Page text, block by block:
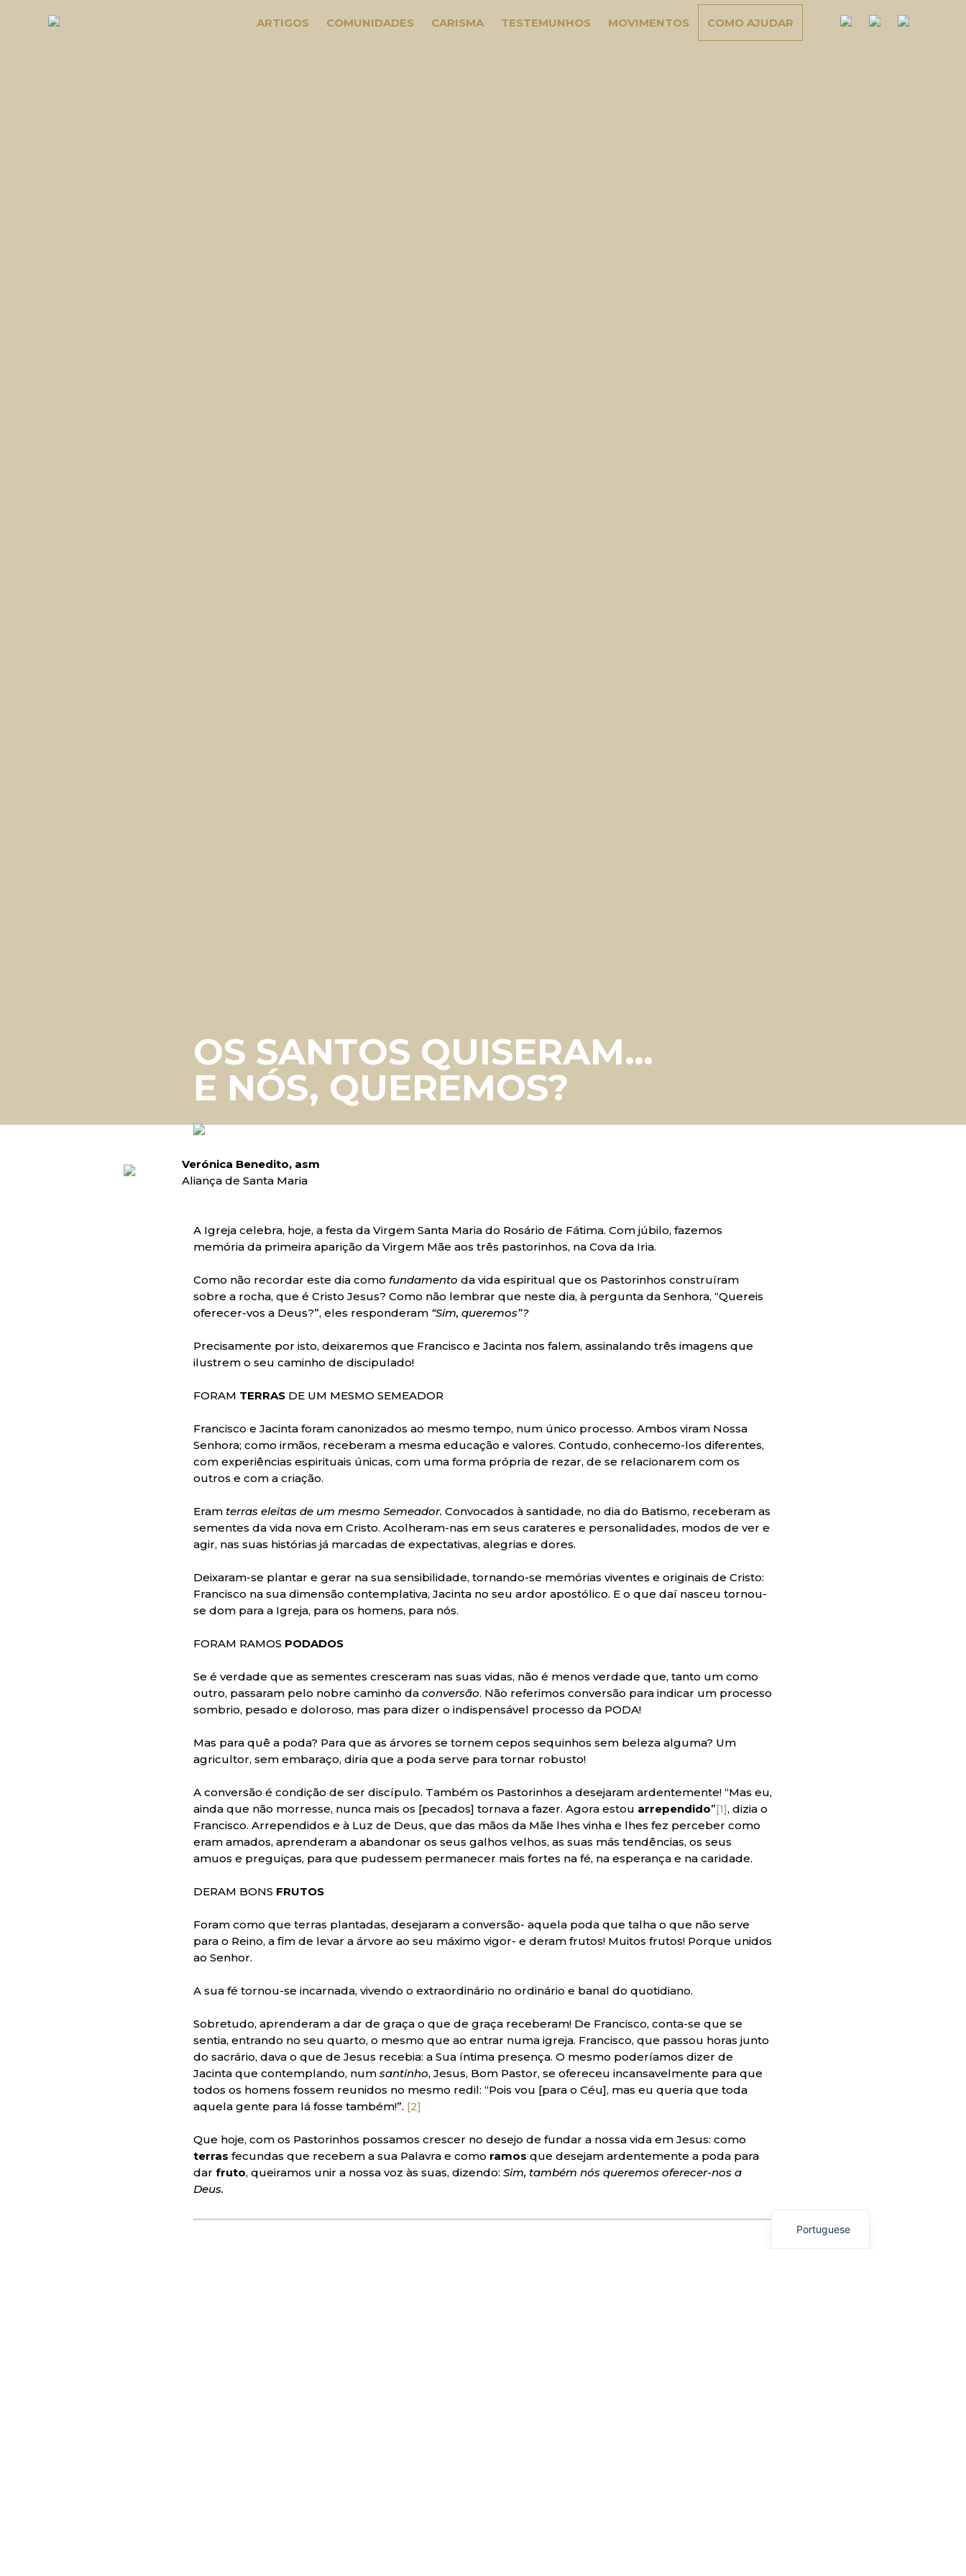
ARTIGOS COMUNIDADES CARISMA TESTEMUNHOS MOVIMENTOS COMO AJUDAR
OS SANTOS QUISERAM…
E NÓS, QUEREMOS?
Verónica Benedito, asm
Aliança de Santa Maria
A Igreja celebra, hoje, a festa da Virgem Santa Maria do Rosário de Fátima. Com júbilo, fazemos
memória da primeira aparição da Virgem Mãe aos três pastorinhos, na Cova da Iria.
Como não recordar este dia como fundamento da vida espiritual que os Pastorinhos construíram
sobre a rocha, que é Cristo Jesus? Como não lembrar que neste dia, à pergunta da Senhora, “Quereis
oferecer-vos a Deus?”, eles responderam “Sim, queremos”?
Precisamente por isto, deixaremos que Francisco e Jacinta nos falem, assinalando três imagens que
ilustrem o seu caminho de discipulado!
FORAM TERRASDE UM MESMO SEMEADOR
Francisco e Jacinta foram canonizados ao mesmo tempo, num único processo. Ambos viram Nossa
Senhora; como irmãos, receberam a mesma educação e valores. Contudo, conhecemo-los diferentes,
com experiências espirituais únicas, com uma forma própria de rezar, de se relacionarem com os
outros e com a criação.
Eram terras eleitas de um mesmo Semeador. Convocados à santidade, no dia do Batismo, receberam as
sementes da vida nova em Cristo. Acolheram-nas em seus carateres e personalidades, modos de ver e
agir, nas suas histórias já marcadas de expectativas, alegrias e dores.
Deixaram-se plantar e gerar na sua sensibilidade, tornando-se memórias viventes e originais de Cristo:
Francisco na sua dimensão contemplativa, Jacinta no seu ardor apostólico. E o que daí nasceu tornou-
se dom para a Igreja, para os homens, para nós.
FORAM RAMOS PODADOS
Se é verdade que as sementes cresceram nas suas vidas, não é menos verdade que, tanto um como
outro, passaram pelo nobre caminho da conversão. Não referimos conversão para indicar um processo
sombrio, pesado e doloroso, mas para dizer o indispensável processo da PODA!
Mas para quê a poda? Para que as árvores se tornem cepos sequinhos sem beleza alguma? Um
agricultor, sem embaraço, diria que a poda serve para tornar robusto!
A conversão é condição de ser discípulo. Também os Pastorinhos a desejaram ardentemente! “Mas eu,
ainda que não morresse, nunca mais os [pecados] tornava a fazer. Agora estou arrependido”[1], dizia o
Francisco. Arrependidos e à Luz de Deus, que das mãos da Mãe lhes vinha e lhes fez perceber como
eram amados, aprenderam a abandonar os seus galhos velhos, as suas más tendências, os seus
amuos e preguiças, para que pudessem permanecer mais fortes na fé, na esperança e na caridade.
DERAM BONS FRUTOS
Foram como que terras plantadas, desejaram a conversão- aquela poda que talha o que não serve
para o Reino, a fim de levar a árvore ao seu máximo vigor- e deram frutos! Muitos frutos! Porque unidos
ao Senhor.
A sua fé tornou-se incarnada, vivendo o extraordinário no ordinário e banal do quotidiano.
Sobretudo, aprenderam a dar de graça o que de graça receberam! De Francisco, conta-se que se
sentia, entrando no seu quarto, o mesmo que ao entrar numa igreja. Francisco, que passou horas junto
do sacrário, dava o que de Jesus recebia: a Sua íntima presença. O mesmo poderíamos dizer de
Jacinta que contemplando, num santinho, Jesus, Bom Pastor, se ofereceu incansavelmente para que
todos os homens fossem reunidos no mesmo redil: “Pois vou [para o Céu], mas eu queria que toda
aquela gente para lá fosse também!”. [2]
Que hoje, com os Pastorinhos possamos crescer no desejo de fundar a nossa vida em Jesus: como
terras fecundas que recebem a sua Palavra e como ramos que desejam ardentemente a poda para
dar fruto, queiramos unir a nossa voz às suas, dizendo: Sim, também nós queremos oferecer-nos a
Deus.
Portuguese